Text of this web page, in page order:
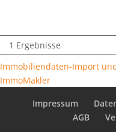
1 Ergebnisse
Immobiliendaten-Import
ImmoMakler
Impressum
AGB